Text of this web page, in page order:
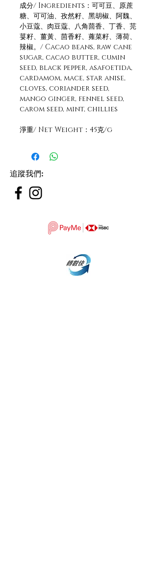
成分/ Ingredients：可可豆、原蔗
糖、可可油、孜然籽、黑胡椒、阿魏、
小豆蔻、肉豆蔻、八角茴香、丁香、芫
荽籽、薑黃、茴香籽、蕹菜籽、薄荷、
辣椒。/ Cacao beans, raw cane
sugar, cacao butter, cumin
seed, black pepper, asafoetida,
cardamom, mace, star anise,
cloves, coriander seed,
mango ginger, fennel seed,
carom seed, mint, chillies
淨重/ Net Weight：45克/g
追蹤我們: